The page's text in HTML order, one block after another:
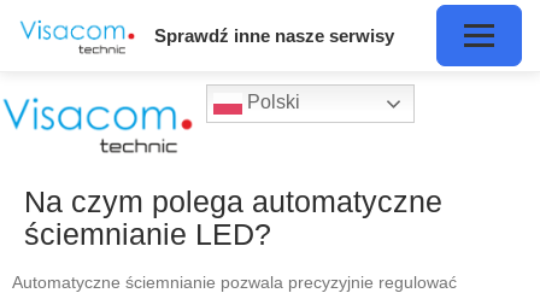
Polski
Na czym polega automatyczne
ściemnianie LED?
Automatyczne ściemnianie pozwala precyzyjnie regulować
Sprawdź inne nasze serwisy